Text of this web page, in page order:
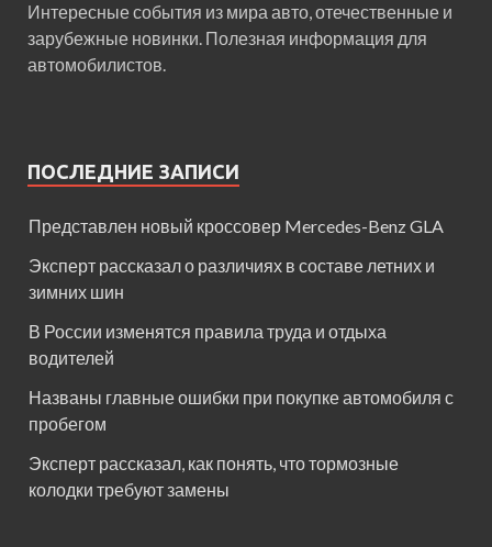
Интересные события из мира авто, отечественные и
зарубежные новинки. Полезная информация для
автомобилистов.
ПОСЛЕДНИЕ ЗАПИСИ
Представлен новый кроссовер Mercedes-Benz GLA
Эксперт рассказал о различиях в составе летних и
зимних шин
В России изменятся правила труда и отдыха
водителей
Названы главные ошибки при покупке автомобиля с
пробегом
Эксперт рассказал, как понять, что тормозные
колодки требуют замены